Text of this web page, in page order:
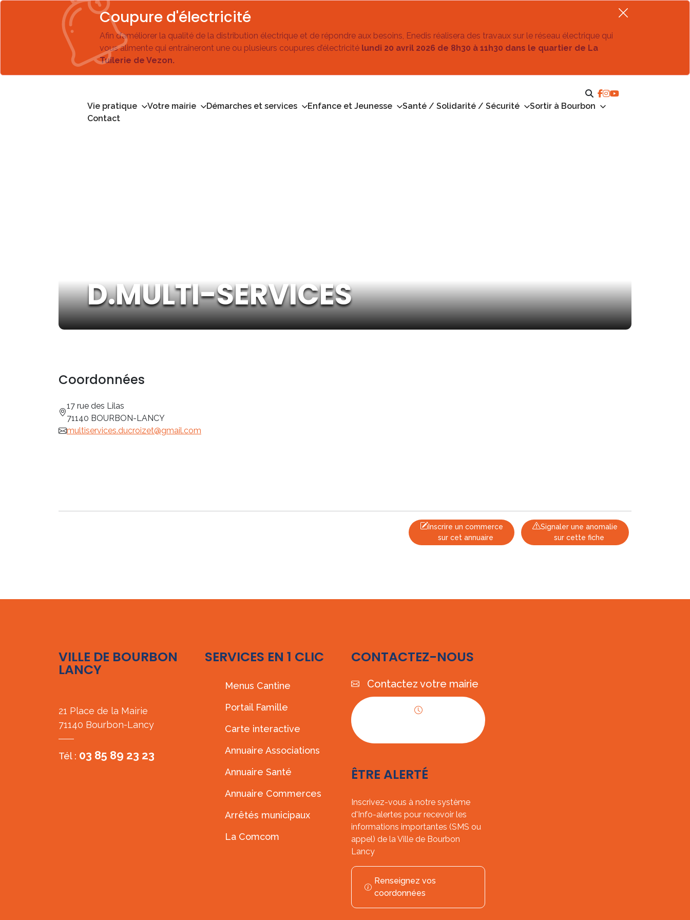
Coupure d'électricité
Afin d’améliorer la qualité de la distribution électrique et de répondre aux besoins, Enedis réalisera des travaux sur le réseau électrique qui
vous alimente qui entraîneront une ou plusieurs coupures d’électricité lundi 20 avril 2026 de 8h30 à 11h30 dans le quartier de La
Tuilerie de Vezon.
Vie pratique Votre mairie Démarches et services Enfance et Jeunesse Santé / Solidarité / Sécurité
Sortir à Bourbon
Contact
D.MULTI-SERVICES
Coordonnées
17 rue des Lilas
71140 BOURBON-LANCY
multiservices.ducroizet@gmail.com
Inscrire un commerce
sur cet annuaire
Signaler une anomalie
sur cette fiche
VILLE DE BOURBON
LANCY
21 Place de la Mairie
71140 Bourbon-Lancy
Tél : 03 85 89 23 23
SERVICES EN 1 CLIC
Menus Cantine
Portail Famille
Carte interactive
Annuaire Associations
Annuaire Santé
Annuaire Commerces
Arrêtés municipaux
La Comcom
CONTACTEZ-NOUS
Contactez votre mairie
ÊTRE ALERTÉ
Inscrivez-vous à notre système
d'Info-alertes pour recevoir les
informations importantes (SMS ou
appel) de la Ville de Bourbon
Lancy
Renseignez vos
coordonnées